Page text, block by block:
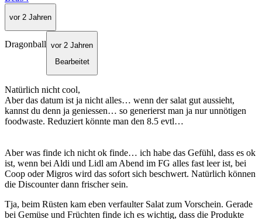
vor 2 Jahren
Dragonball vor 2 Jahren
Bearbeitet
Natürlich nicht cool,
Aber das datum ist ja nicht alles… wenn der salat gut aussieht,
kannst du denn ja geniessen… so generierst man ja nur unnötigen
foodwaste. Reduziert könnte man den 8.5 evtl…
Aber was finde ich nicht ok finde… ich habe das Gefühl, dass es ok
ist, wenn bei Aldi und Lidl am Abend im FG alles fast leer ist, bei
Coop oder Migros wird das sofort sich beschwert. Natürlich können
die Discounter dann frischer sein.
Tja, beim Rüsten kam eben verfaulter Salat zum Vorschein. Gerade
bei Gemüse und Früchten finde ich es wichtig, dass die Produkte